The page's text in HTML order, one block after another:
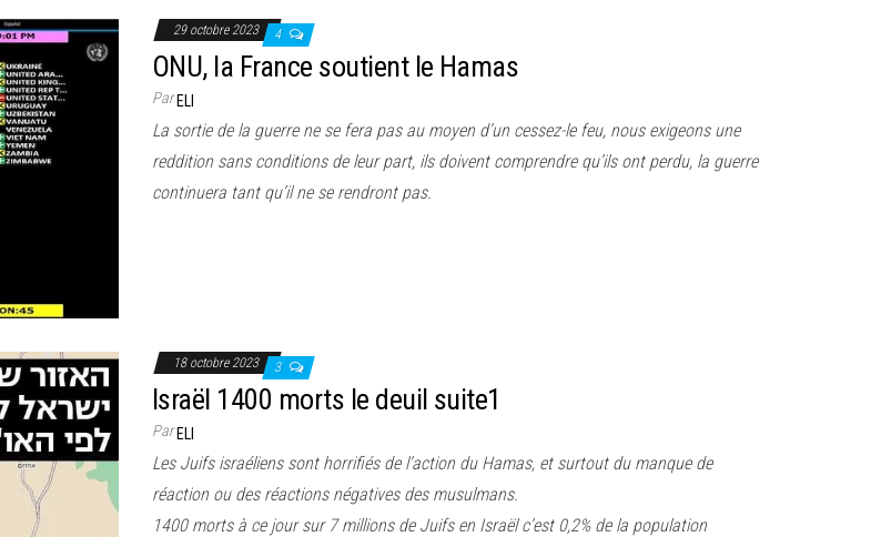
29 octobre 2023 4
ONU, la France soutient le Hamas
ParELI
La sortie de la guerre ne se fera pas au moyen d’un cessez-le feu, nous exigeons une
reddition sans conditions de leur part, ils doivent comprendre qu’ils ont perdu, la guerre
continuera tant qu’il ne se rendront pas.
18 octobre 2023 3
Israël 1400 morts le deuil suite1
ParELI
Les Juifs israéliens sont horrifiés de l’action du Hamas, et surtout du manque de
réaction ou des réactions négatives des musulmans.
1400 morts à ce jour sur 7 millions de Juifs en Israël c’est 0,2% de la population